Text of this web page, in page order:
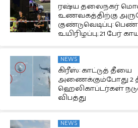
ரஷ்ய தலைநகர்
உணவகத்திற்கு
குண்டுவெடிப்பு:
உயிரிழப்பு; 21 பேர்
NEWS
கிரீஸ்: காட்டுத் தீயை
அணைக்கும்போது 2
ஹெலிகாப்டர்கள்
விபத்து
NEWS